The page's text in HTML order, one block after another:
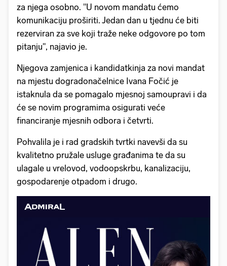
za njega osobno. "U novom mandatu ćemo
komunikaciju proširiti. Jedan dan u tjednu će biti
rezerviran za sve koji traže neke odgovore po tom
pitanju", najavio je.
Njegova zamjenica i kandidatkinja za novi mandat
na mjestu dogradonačelnice Ivana Fočić je
istaknula da se pomagalo mjesnoj samoupravi i da
će se novim programima osigurati veće
financiranje mjesnih odbora i četvrti.
Pohvalila je i rad gradskih tvrtki navevši da su
kvalitetno pružale usluge građanima te da su
ulagale u vrelovod, vodoopskrbu, kanalizaciju,
gospodarenje otpadom i drugo.